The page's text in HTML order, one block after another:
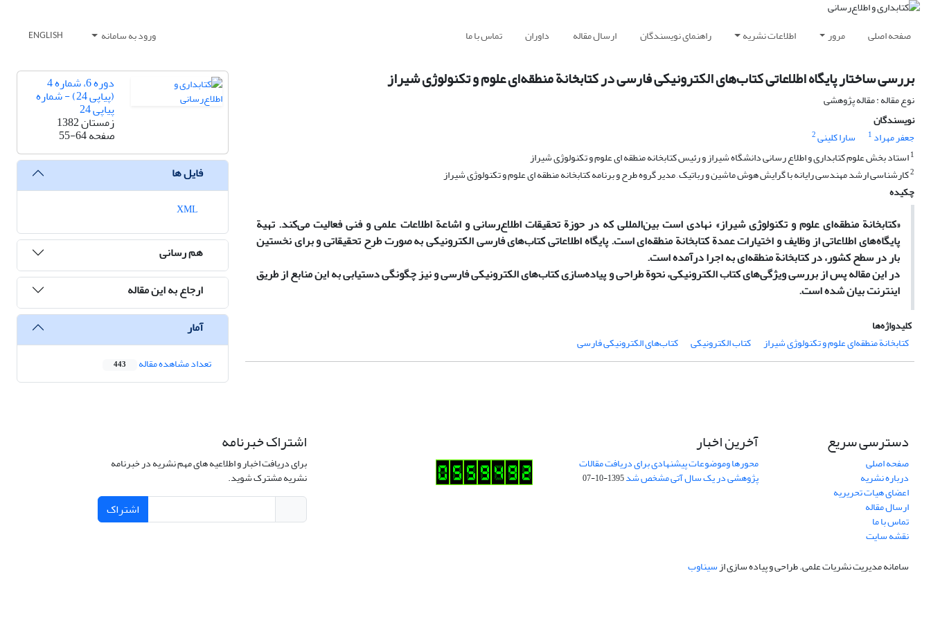
صفحه اصلی مرور اطلاعات نشریه راهنمای نویسندگان ارسال مقاله داوران تماس با ما ورود به سامانه ENGLISH
بررسی ساختار پایگاه اطلاعاتی کتاب‌های الکترونیکی فارسی در کتابخانة منطقه‌ای علوم و تکنولوژی شیراز
نوع مقاله : مقاله پژوهشی
نویسندگان
جعفر مهراد 1 سارا کلینی2
1استاد بخش علوم کتابداری و اطلاع رسانی دانشگاه شیراز و رئیس کتابخانه منطقه ای علوم و تکنولوژی شیراز
2کارشناسی ارشد مهندسی رایانه با گرایش هوش ماشین و رباتیک , مدیر گروه طرح و برنامه کتابخانه منطقه ای علوم و تکنولوژی شیراز
چکیده
«کتابخانة منطقه‌ای علوم و تکنولوژی شیراز» نهادی است بین‌المللی که در حوزة تحقیقات اطلاع‌رسانی و اشاعة اطلاعات علمی و فنی فعالیت می‌کند. تهیة
پایگاه‌های اطلاعاتی از وظایف و اختیارات عمدة کتابخانة منطقه‌ای است. پایگاه اطلاعاتی کتاب‌های فارسی الکترونیکی به صورت طرح تحقیقاتی و برای نخستین
بار در سطح کشور، در کتابخانة منطقه‌ای به اجرا درآمده است.
در این مقاله پس از بررسی ویژگی‌های کتاب الکترونیکی، نحوة طراحی و پیاده‌سازی کتاب‌های الکترونیکی فارسی و نیز چگونگی دستیابی به این منابع از طریق
اینترنت بیان شده است.
کلیدواژه‌ها
کتابخانة منطقه‌ای علوم و تکنولوژی شیراز
کتاب الکترونیکی کتاب‌های الکترونیکی فارسی
دوره 6، شماره 4
(پیاپی 24) - شماره
پیاپی 24
زمستان 1382
صفحه55-64
فایل ها
هم رسانی
ارجاع به این مقاله
آمار
تعداد مشاهده مقاله 443
دسترسی سریع
صفحه اصلی
درباره نشریه
اعضای هیات تحریریه
ارسال مقاله
تماس با ما
نقشه سایت
آخرین اخبار
محورها وموضوعات پیشنهادی برای دریافت مقالات
پژوهشی در یک سال آتی مشخص شد1395-10-07
اشتراک خبرنامه
برای دریافت اخبار و اطلاعیه های مهم نشریه در خبرنامه
نشریه مشترک شوید.
اشتراک
سامانه مدیریت نشریات علمی.طراحی و پیاده سازی ازسیناوب